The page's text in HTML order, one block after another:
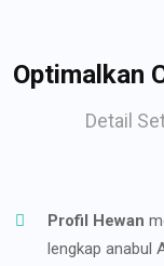
Optimalkan
Detail
Profil Hewan
lengkap anabul